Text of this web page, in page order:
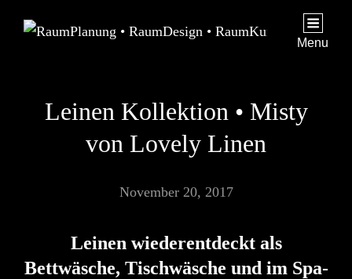
Menu
Leinen Kollektion • Misty
von Lovely Linen
November 20, 2017
Leinen wiederentdeckt als
Bettwäsche, Tischwäsche und im Spa-